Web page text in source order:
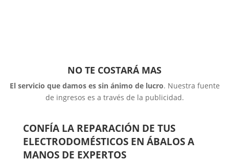
NO TE COSTARÁ MAS
El servicio que damos es sin ánimo de lucro. Nuestra fuente
de ingresos es a través de la publicidad.
CONFÍA LA REPARACIÓN DE TUS
ELECTRODOMÉSTICOS EN ÁBALOS A
MANOS DE EXPERTOS